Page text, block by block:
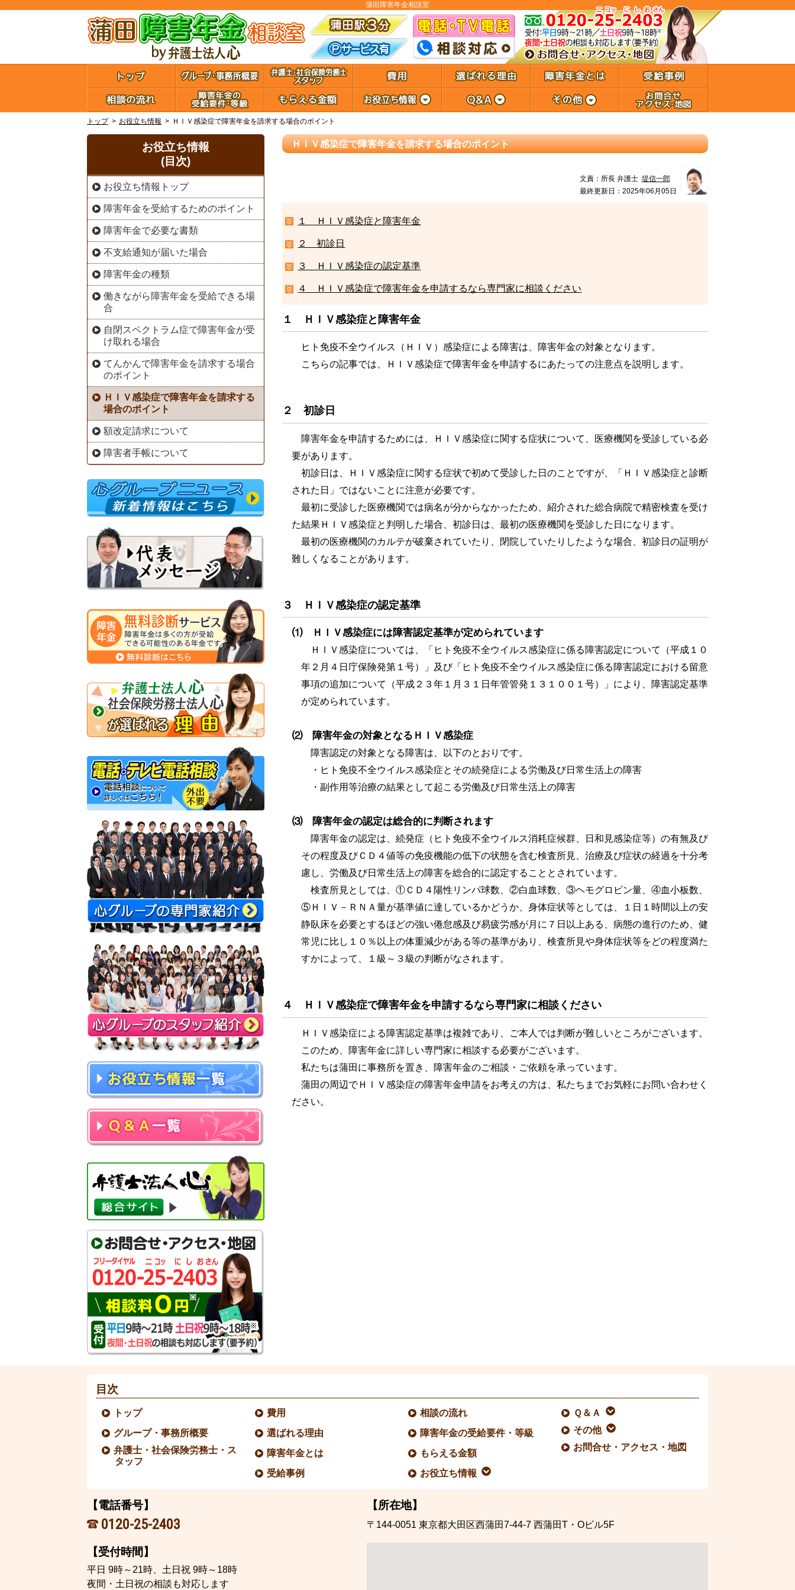
蒲田障害年金相談室
トップ お役立ち情報 ＨＩＶ感染症で障害年金を請求する場合のポイント
ＨＩＶ感染症で障害年金を請求する場合のポイント
文責： 所長 弁護士 堤信一郎
最終更新日：2025年06月05日
１ ＨＩＶ感染症と障害年金
２ 初診日
３ ＨＩＶ感染症の認定基準
４ ＨＩＶ感染症で障害年金を申請するなら専門家に相談ください
１ ＨＩＶ感染症と障害年金
ヒト免疫不全ウイルス（ＨＩＶ）感染症による障害は、障害年金の対象となります。
こちらの記事では、ＨＩＶ感染症で障害年金を申請するにあたっての注意点を説明します。
２ 初診日
障害年金を申請するためには、ＨＩＶ感染症に関する症状について、医療機関を受診している必
要があります。
初診日は、ＨＩＶ感染症に関する症状で初めて受診した日のことですが、「ＨＩＶ感染症と診断
された日」ではないことに注意が必要です。
最初に受診した医療機関では病名が分からなかったため、紹介された総合病院で精密検査を受け
た結果ＨＩＶ感染症と判明した場合、初診日は、最初の医療機関を受診した日になります。
最初の医療機関のカルテが破棄されていたり、閉院していたりしたような場合、初診日の証明が
難しくなることがあります。
３ ＨＩＶ感染症の認定基準
⑴ ＨＩＶ感染症には障害認定基準が定められています
ＨＩＶ感染症については、「ヒト免疫不全ウイルス感染症に係る障害認定について（平成１０
年２月４日庁保険発第１号）」及び「ヒト免疫不全ウイルス感染症に係る障害認定における留意
事項の追加について（平成２３年１月３１日年管管発１３１００１号）」により、障害認定基準
が定められています。
⑵ 障害年金の対象となるＨＩＶ感染症
障害認定の対象となる障害は、以下のとおりです。
・ヒト免疫不全ウイルス感染症とその続発症による労働及び日常生活上の障害
・副作用等治療の結果として起こる労働及び日常生活上の障害
⑶ 障害年金の認定は総合的に判断されます
障害年金の認定は、続発症（ヒト免疫不全ウイルス消耗症候群、日和見感染症等）の有無及び
その程度及びＣＤ４値等の免疫機能の低下の状態を含む検査所見、治療及び症状の経過を十分考
慮し、労働及び日常生活上の障害を総合的に認定することとされています。
検査所見としては、①ＣＤ４陽性リンパ球数、②白血球数、③ヘモグロビン量、④血小板数、
⑤ＨＩＶ－ＲＮＡ量が基準値に達しているかどうか、身体症状等としては、１日１時間以上の安
静臥床を必要とするほどの強い倦怠感及び易疲労感が月に７日以上ある、病態の進行のため、健
常児に比し１０％以上の体重減少がある等の基準があり、検査所見や身体症状等をどの程度満た
すかによって、１級～３級の判断がなされます。
４ ＨＩＶ感染症で障害年金を申請するなら専門家に相談ください
ＨＩＶ感染症による障害認定基準は複雑であり、ご本人では判断が難しいところがございます。
このため、障害年金に詳しい専門家に相談する必要がございます。
私たちは蒲田に事務所を置き、障害年金のご相談・ご依頼を承っています。
蒲田の周辺でＨＩＶ感染症の障害年金申請をお考えの方は、私たちまでお気軽にお問い合わせく
ださい。
お役立ち情報
(目次)
お役立ち情報トップ
障害年金を受給するためのポイント
障害年金で必要な書類
不支給通知が届いた場合
障害年金の種類
働きながら障害年金を受給できる場
合
自閉スペクトラム症で障害年金が受
け取れる場合
てんかんで障害年金を請求する場合
のポイント
ＨＩＶ感染症で障害年金を請求する
場合のポイント
額改定請求について
障害者手帳について
目次
トップ
グループ・事務所概要
弁護士・社会保険労務士・ス
タッフ
費用
選ばれる理由
障害年金とは
受給事例
相談の流れ
障害年金の受給要件・等級
もらえる金額
お役立ち情報
Ｑ＆Ａ
その他
お問合せ・アクセス・地図
【電話番号】
0120-25-2403
【受付時間】
平日 9時～21時、土日祝 9時～18時
夜間・土日祝の相談も対応します
【所在地】
〒144-0051 東京都大田区西蒲田7-44-7 西蒲田T・Oビル5F